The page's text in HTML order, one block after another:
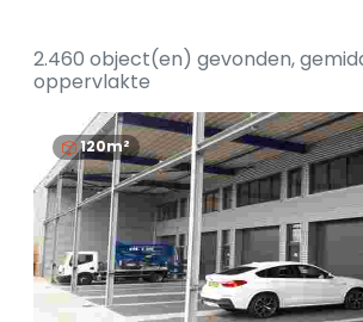
2.460 object(en) gevonden,
oppervlakte
120m²